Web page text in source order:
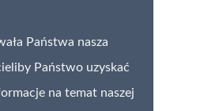
Państwa nasza
Państwo uzyskać
na temat naszej